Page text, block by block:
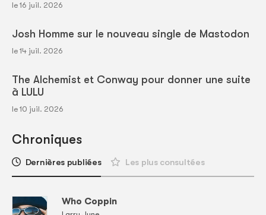
le 16 juil. 2026
Josh Homme sur le nouveau single de Mastodon
le 14 juil. 2026
The Alchemist et Conway pour donner une suite
à LULU
le 10 juil. 2026
Chroniques
Dernières publiées Les plus consultées
Who Coppin